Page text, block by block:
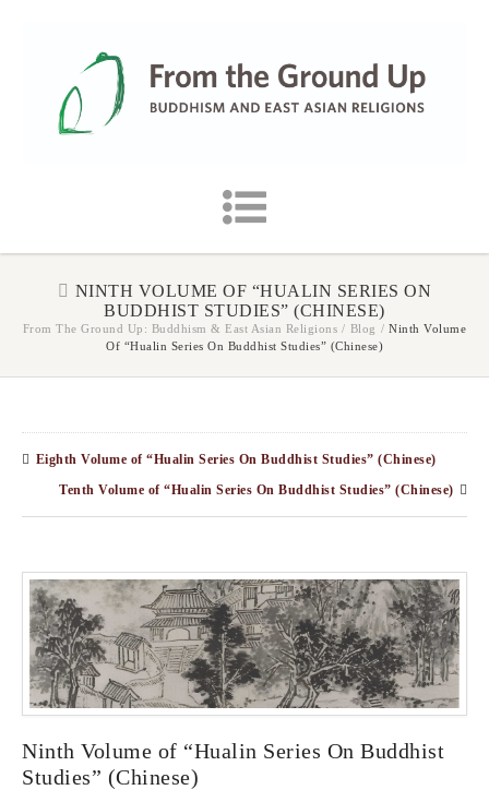
NINTH VOLUME OF “HUALIN SERIES ON
BUDDHIST STUDIES” (CHINESE)
From The Ground Up: Buddhism & East Asian Religions / Blog / Ninth Volume
Of “Hualin Series On Buddhist Studies” (Chinese)
Eighth Volume of “Hualin Series On Buddhist Studies” (Chinese)
Tenth Volume of “Hualin Series On Buddhist Studies” (Chinese)
Ninth Volume of “Hualin Series On Buddhist
Studies” (Chinese)